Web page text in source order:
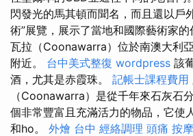
閃發光的馬其頓而聞名，而且還以戶
術”展覽，展示了當地和國際藝術家的
瓦拉（Coonawarra）位於南澳大利
附近。 台中美式整復 wordpress 該
酒，尤其是赤霞珠。 記帳士課程費用
（Coonawarra）是從千年來石灰石
個非常豐富且充滿活力的物品，它使
和ho。 外燴 台中 經絡調理 頭痛 按摩